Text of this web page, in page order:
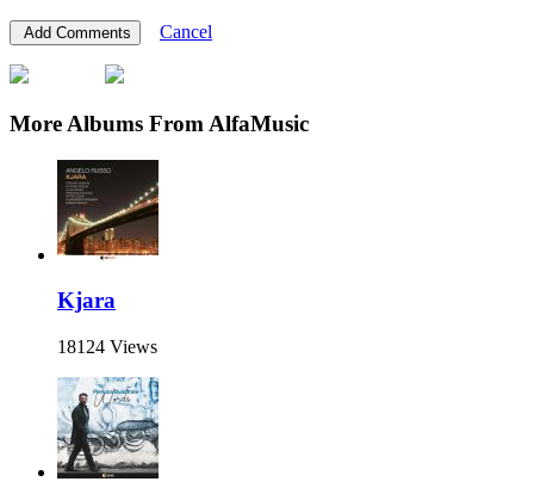
Cancel
More Albums From AlfaMusic
Kjara
18124 Views